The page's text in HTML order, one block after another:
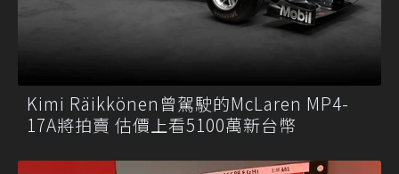
Kimi Räikkönen曾駕駛的McLaren MP4-
17A將拍賣 估價上看5100萬新台幣